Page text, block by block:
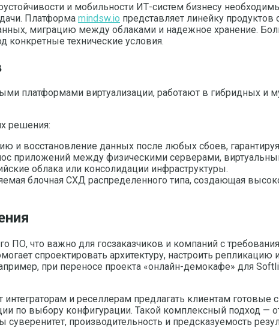
и мобильности ИТ-систем бизнесу
Платформа mindsw.io представляет линейку
миграцию между облаками и надежное хранение.
конкретные технические условия.
платформами виртуализации, работают в гибридных и
решения:
и восстановление данных после любых сбоев,
приложений между физическими серверами,
облака или консолидации инфраструктуры.
блочная СХД распределенного типа, создающая
ПО, что важно для госзаказчиков и компаний с
спроектировать архитектуру, настроить
при переносе проекта «онлайн-демокафе» для
интеграторам и реселлерам предлагать клиентам
по выбору конфигурации. Такой комплексный подход
производительность и предсказуемость